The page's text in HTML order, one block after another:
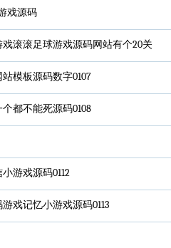
戏源码
滚滚足球游戏源码网站有个20关
模板源码数字0107
都不能死源码0108
游戏源码0112
戏记忆小游戏源码0113